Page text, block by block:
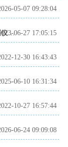
05-07 09:28:04
科学管理污水排放，保护环境质量——污水监测仪的介绍06-27 17:05:15
12-30 16:43:43
06-10 16:31:34
10-27 16:57:44
06-24 09:09:08